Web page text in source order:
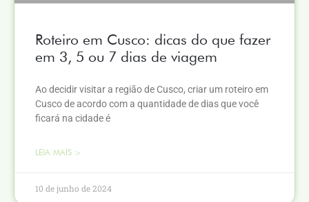
Roteiro em Cusco: dicas do que fazer
em 3, 5 ou 7 dias de viagem
Ao decidir visitar a região de Cusco, criar um roteiro em
Cusco de acordo com a quantidade de dias que você
ficará na cidade é
LEIA MAIS >
10 de junho de 2024